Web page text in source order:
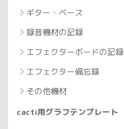
ギター・ベース
録音機材の記録
エフェクターボードの記録
エフェクター備忘録
その他機材
cacti用グラフテンプレート